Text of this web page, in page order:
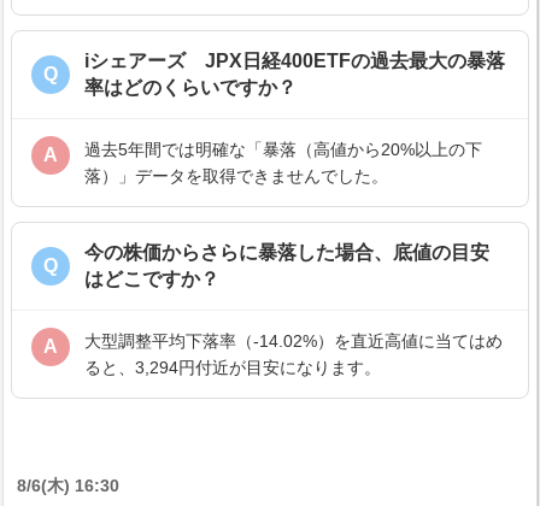
Q
iシェアーズ JPX日経400ETFの過去最大の暴落
率はどのくらいですか？
A
過去5年間では明確な「暴落（高値から20%以上の下
落）」データを取得できませんでした。
Q
今の株価からさらに暴落した場合、底値の目安
はどこですか？
A
大型調整平均下落率（-14.02%）を直近高値に当てはめ
ると、3,294円付近が目安になります。
8/6(木) 16:30